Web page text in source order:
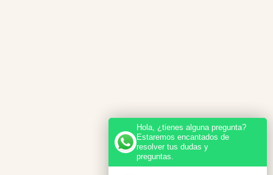
Hola, ¿tienes alguna pregunta?
Estaremos encantados de
resolver tus dudas y
preguntas.